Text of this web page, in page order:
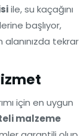
ile, su kaçağını
başlıyor,
tekrar
için en uygun
malzeme